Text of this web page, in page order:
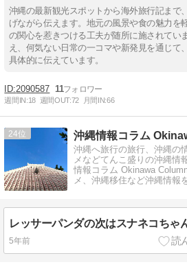
沖縄の最新観光スポットから海外旅行記まで
げながら伝えます。地元の風景や食の魅力を
の関心を惹きつける工夫が随所に施されてい
え、何気ない日常の一コマや新発見を通じて
具体的に伝えています。
2090587 11
週間IN:18 週間OUT:72 月間IN:66
24 沖縄情報コラム
沖縄へ旅行の旅行、沖縄の
メなどてんこ盛りの沖縄情
情報コラム Okinawa
メ、沖縄移住など沖縄情報
5年前